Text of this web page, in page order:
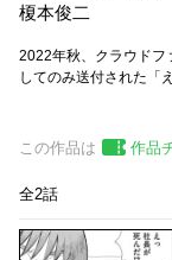
榎本俊二
2022年秋、クラウドフ
してのみ送付された「
この作品は 作品
全2話